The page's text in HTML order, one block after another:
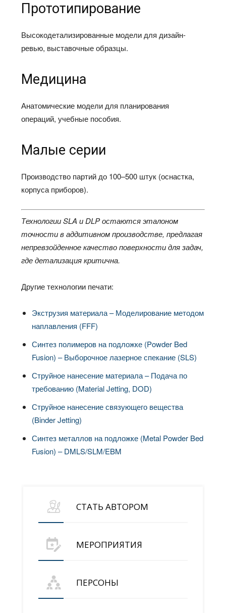
Прототипирование
Высокодетализированные модели для дизайн-
ревью, выставочные образцы.​
Медицина
Анатомические модели для планирования
операций, учебные пособия.​
Малые серии
Производство партий до 100–500 штук (оснастка,
корпуса приборов).​
Технологии SLA и DLP остаются эталоном
точности в аддитивном производстве, предлагая
непревзойденное качество поверхности для задач,
где детализация критична.
Другие технологии печати:
Экструзия материала – Моделирование методом
наплавления (FFF)
Синтез полимеров на подложке (Powder Bed
Fusion) – Выборочное лазерное спекание (SLS)
Струйное нанесение материала – Подача по
требованию (Material Jetting, DOD)
Струйное нанесение связующего вещества
(Binder Jetting)
Синтез металлов на подложке (Metal Powder Bed
Fusion) – DMLS/SLM/EBM
СТАТЬ АВТОРОМ
МЕРОПРИЯТИЯ
ПЕРСОНЫ